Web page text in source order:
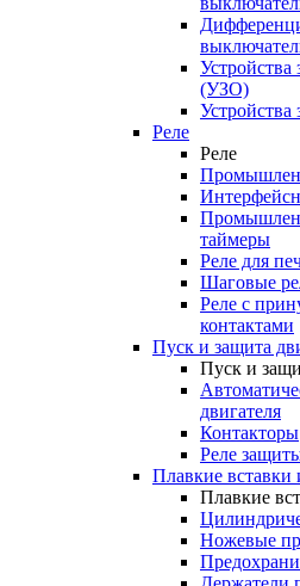
(УЗО)
Реле
Реле
таймеры
Реле для
Шаговые
Реле с
контактами
Пуск и защита
Пуск и
двигателя
Контакторы
Реле
Плавкие вставки
Плавкие
Ножевые